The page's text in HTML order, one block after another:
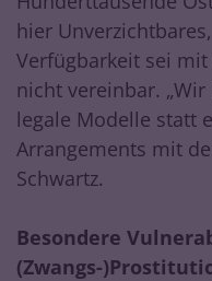
hier
Verfügbarkeit sei
nicht vereinbar.
legale Modelle statt
Arrangements mit
Schwartz.
Besondere
(Zwangs-